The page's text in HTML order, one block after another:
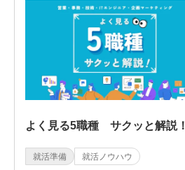
よく見る5職種 サクッと解説！
就活準備 就活ノウハウ